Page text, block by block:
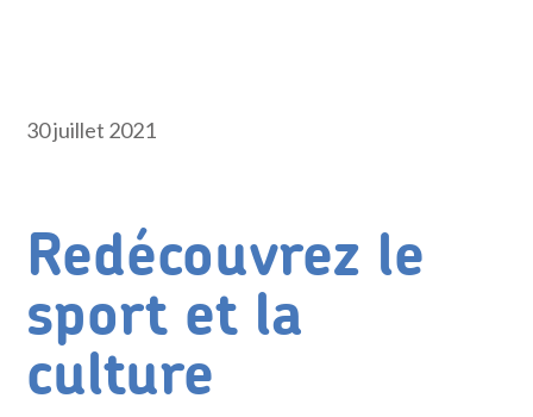
30 juillet 2021
Redécouvrez le
sport et la
culture